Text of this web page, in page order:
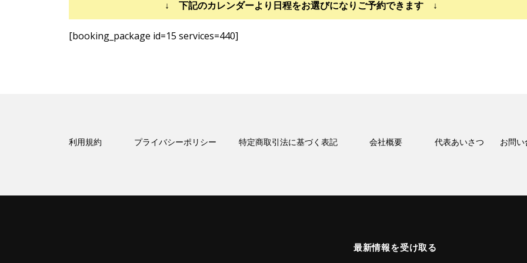
↓ 下記のカレンダーより日程をお選びになりご予約できます ↓
[booking_package id=15 services=440]
利用規約 プライバシーポリシー 特定商取引法に基づく表記 会社概要 代表あいさつ お問
最新情報を受け取る